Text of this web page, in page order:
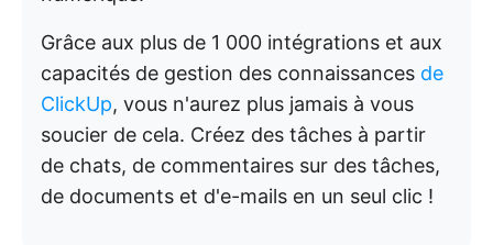
Grâce aux plus de 1 000 intégrations et aux
capacités de gestion des connaissances de
ClickUp, vous n'aurez plus jamais à vous
soucier de cela. Créez des tâches à partir
de chats, de commentaires sur des tâches,
de documents et d'e-mails en un seul clic !